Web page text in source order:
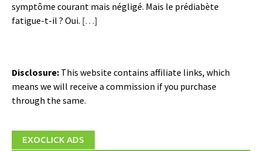
symptôme courant mais négligé. Mais le prédiabète
fatigue-t-il ? Oui. […]
Disclosure: This website contains affiliate links, which
means we will receive a commission if you purchase
through the same.
EXOCLICK ADS